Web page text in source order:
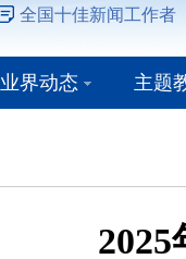
全国十佳新闻工作者
业界动态 主题